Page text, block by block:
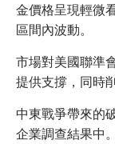
金價格呈現輕微
區間內波動。
市場對美國聯準
提供支撐，同時
中東戰爭帶來的
企業調查結果中